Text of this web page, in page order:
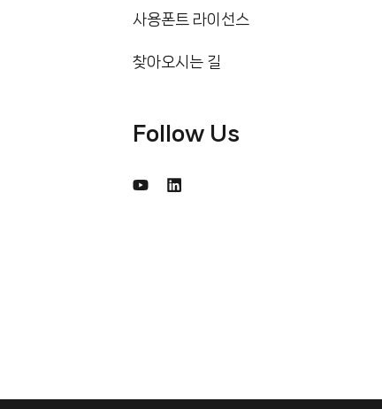
사용폰트 라이선스
찾아오시는 길
Follow Us